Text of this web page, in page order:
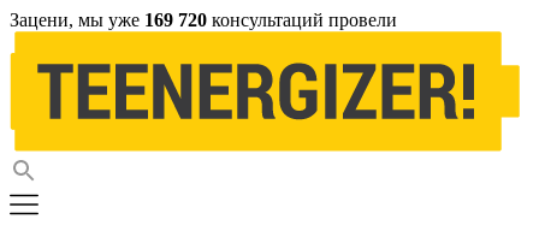
Зацени, мы уже 169 720 консультаций провели